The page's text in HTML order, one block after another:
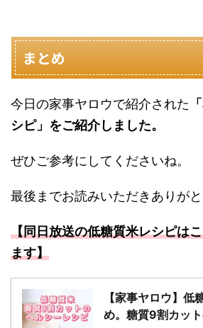
まとめ
今日の家事ヤロウで紹介された
シピ」をご紹介しました。
ぜひご参考にしてくださいね。
最後までお読みいただきありがと
【同日放送の低糖質米レシピは
ます】
【家事ヤロウ】低
め。糖質9割カッ